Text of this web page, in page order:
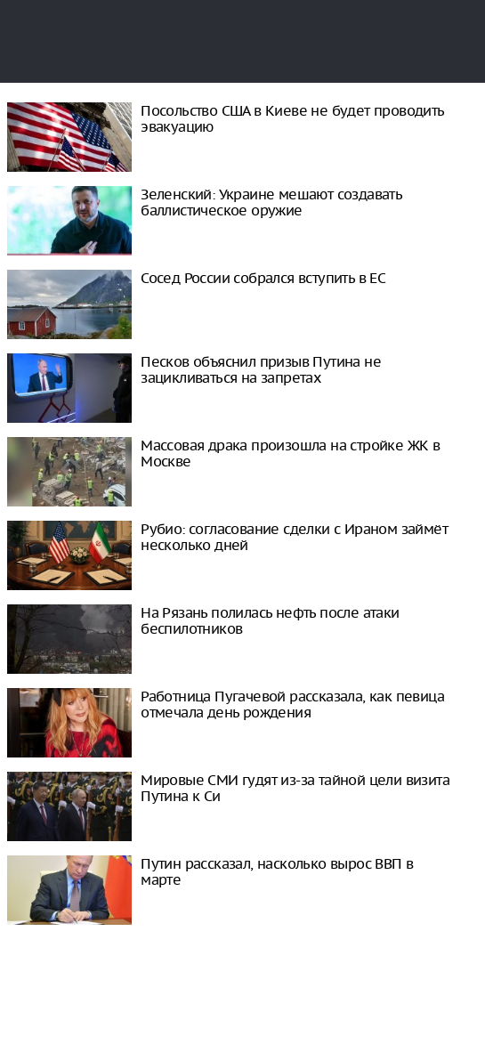
Посольство США в Киеве не будет проводить
эвакуацию
Зеленский: Украине мешают создавать
баллистическое оружие
Сосед России собрался вступить в ЕС
Песков объяснил призыв Путина не
зацикливаться на запретах
Массовая драка произошла на стройке ЖК в
Москве
Рубио: согласование сделки с Ираном займёт
несколько дней
На Рязань полилась нефть после атаки
беспилотников
Работница Пугачевой рассказала, как певица
отмечала день рождения
Мировые СМИ гудят из-за тайной цели визита
Путина к Си
Путин рассказал, насколько вырос ВВП в
марте